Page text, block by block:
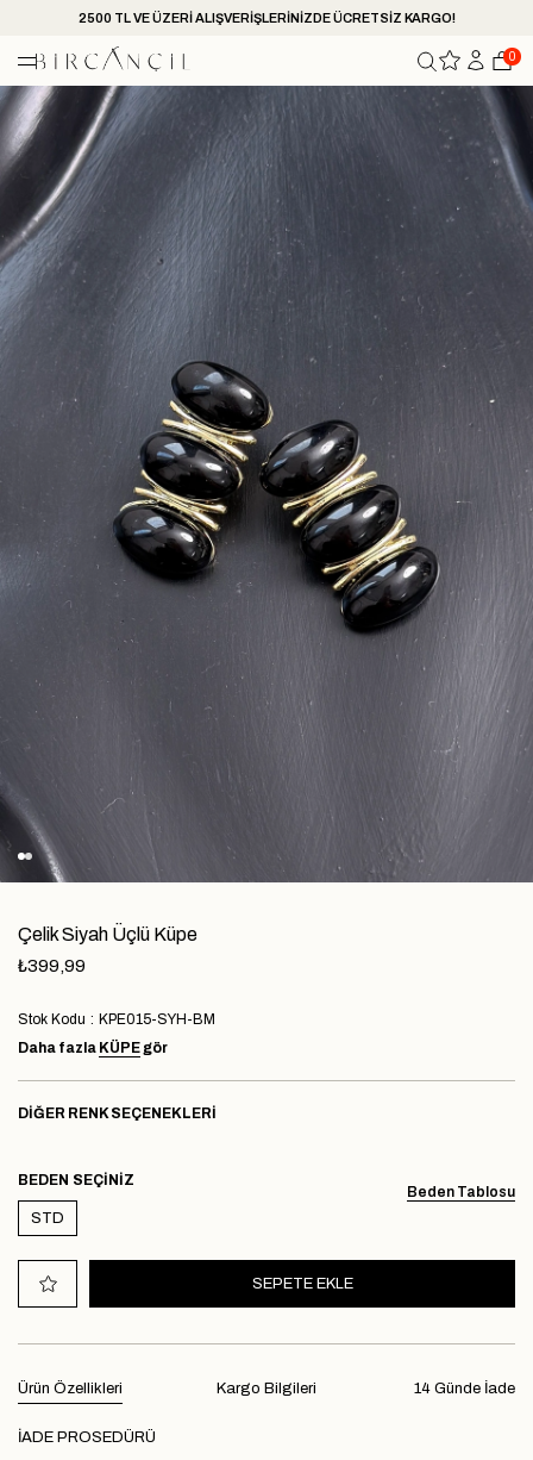
2500 TL VE ÜZERİ ALIŞVERİŞLERİNİZDE ÜCRETSİZ KARGO!
0
Çelik Siyah Üçlü Küpe
₺399,99
Stok Kodu
KPE015-SYH-BM
Daha fazla KÜPE gör
DIĞER RENK SEÇENEKLERI
Beden Tablosu
BEDEN
STD
Ürün Özellikleri 14 Günde İade
Kargo Bilgileri
İADE PROSEDÜRÜ